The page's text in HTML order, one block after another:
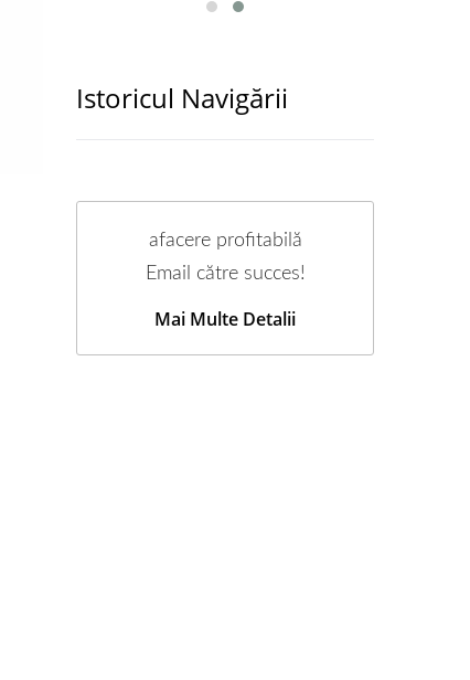
Istoricul Navigării
afacere profitabilă
Email către succes!
Mai Multe Detalii